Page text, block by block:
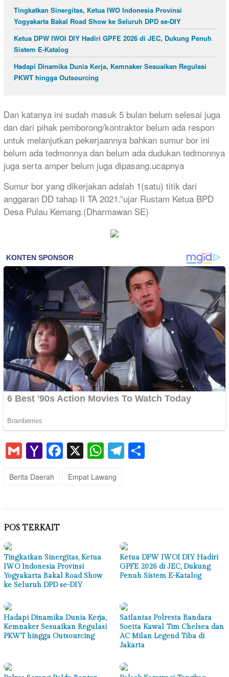
Tingkatkan Sinergitas, Ketua IWO Indonesia Provinsi
Yogyakarta Bakal Road Show ke Seluruh DPD se-DIY
Ketua DPW IWOI DIY Hadiri GPFE 2026 di JEC, Dukung Penuh
Sistem E-Katalog
Hadapi Dinamika Dunia Kerja, Kemnaker Sesuaikan Regulasi
PKWT hingga Outsourcing
Dan katanya ini sudah masuk 5 bulan belum selesai juga
dan dari pihak pemborong/kontraktor belum ada respon
untuk melanjutkan pekerjaannya bahkan sumur bor ini
belum ada tedmonnya dan belum ada dudukan tedmonnya
juga serta amper belum juga dipasang.ucapnya
Sumur bor yang dikerjakan adalah 1(satu) titik dari
anggaran DD tahap II TA 2021.”ujar Rustam Ketua BPD
Desa Pulau Kemang.(Dharmawan SE)
GmailYahoo
Mail
Facebook
X WhatsApp
Telegram
Berita Daerah Empat Lawang
POS TERKAIT
Tingkatkan Sinergitas, Ketua
IWO Indonesia Provinsi
Yogyakarta Bakal Road Show
ke Seluruh DPD se-DIY
Ketua DPW IWOI DIY Hadiri
GPFE 2026 di JEC, Dukung
Penuh Sistem E-Katalog
Hadapi Dinamika Dunia Kerja,
Kemnaker Sesuaikan Regulasi
PKWT hingga Outsourcing
Satlantas Polresta Bandara
Soetta Kawal Tim Chelsea dan
AC Milan Legend Tiba di
Jakarta